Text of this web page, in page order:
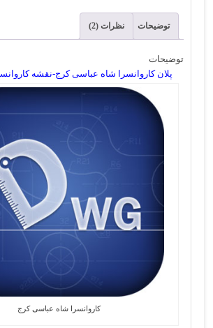
توضیحات نظرات (2)
توضیحات
پلان کاروانسرا شاه عباسی کرج-نقشه
کاروانسرا شاه عباسی کرج